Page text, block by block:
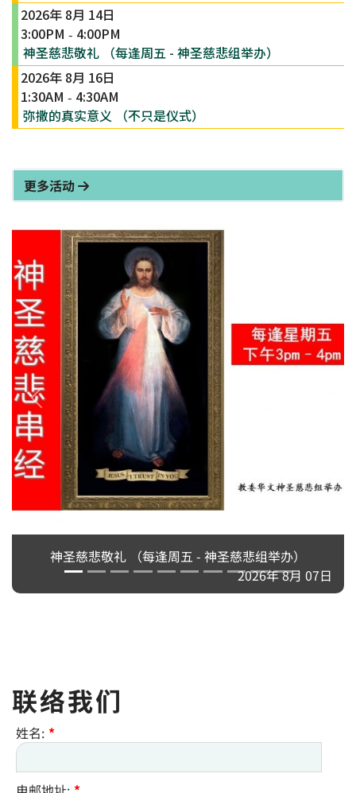
2026年 8月 14日
3:00PM - 4:00PM
神圣慈悲敬礼 （每逢周五 - 神圣慈悲组举办）
2026年 8月 16日
1:30AM - 4:30AM
弥撒的真实意义 （不只是仪式）
更多活动
神圣慈悲敬礼 （每逢周五 - 神圣慈悲组举办）
2026年 8月 07日
联络我们
姓名: *